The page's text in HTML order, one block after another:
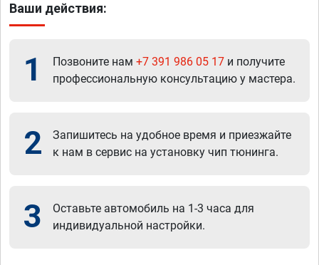
Ваши действия:
1 Позвоните нам +7 391 986 05 17 и получите
профессиональную консультацию у мастера.
2
Запишитесь на удобное время и приезжайте
к нам в сервис на установку чип тюнинга.
3
Оставьте автомобиль на 1-3 часа для
индивидуальной настройки.